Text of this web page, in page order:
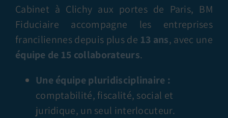
Cabinet à Clichy aux portes de Paris, BM
Fiduciaire accompagne les entreprises
franciliennes depuis plus de 13 ans, avec une
équipe de 15 collaborateurs.
Une équipe pluridisciplinaire :
comptabilité, fiscalité, social et
juridique, un seul interlocuteur.